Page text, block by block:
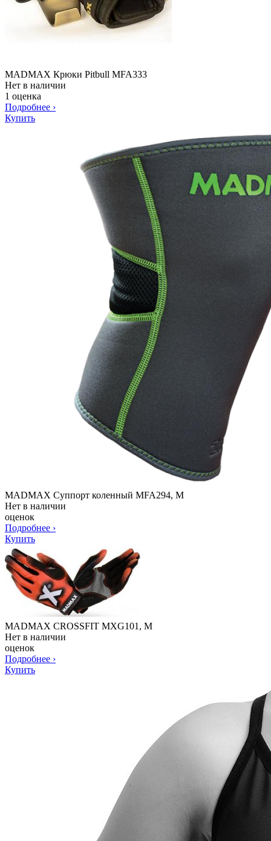
MADMAX Крюки Pitbull MFA333
Нет в наличии
1 оценка
Подробнее ›
Купить
MADMAX Суппорт коленный MFA294, M
Нет в наличии
оценок
Подробнее ›
Купить
MADMAX CROSSFIT MXG101, M
Нет в наличии
оценок
Подробнее ›
Купить